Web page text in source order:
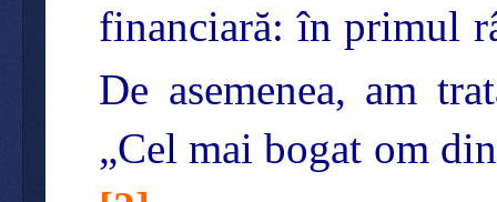
financiară: în primul
De asemenea, am
„Cel mai bogat om